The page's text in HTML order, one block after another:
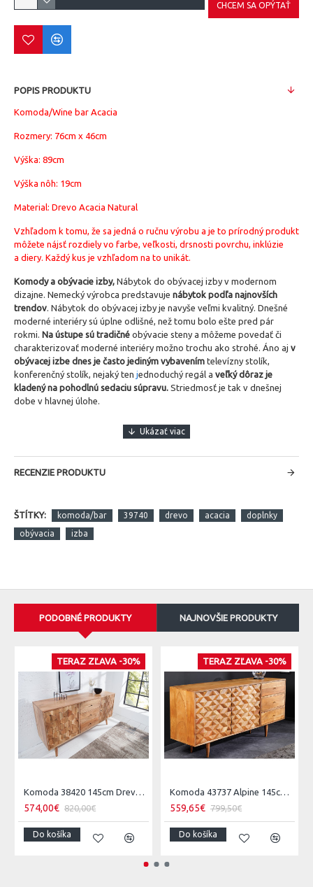
CHCEM SA OPÝTAŤ
POPIS PRODUKTU
Komoda/Wine bar Acacia
Rozmery: 76cm x 46cm
Výška: 89cm
Výška nôh: 19cm
Material: Drevo Acacia Natural
Vzhľadom k tomu, že sa jedná o ručnu výrobu a je to prírodný produkt
môžete nájsť rozdiely vo farbe, veľkosti, drsnosti povrchu, inklúzie
a diery. Každý kus je vzhľadom na to unikát.
Komody a obývacie izby, Nábytok do obývacej izby v modernom
dizajne. Nemecký výrobca predstavuje nábytok podľa najnovších
trendov. Nábytok do obývacej izby je navyše veľmi kvalitný. Dnešné
moderné interiéry sú úplne odlišné, než tomu bolo ešte pred pár
rokmi. Na ústupe sú tradičné obývacie steny a môžeme povedať či
charakterizovať moderné interiéry možno trochu ako strohé. Áno aj v
obývacej izbe dnes je často jediným vybavením televízny stolík,
konferenčný stolík, nejaký ten jednoduchý regál a veľký dôraz je
kladený na pohodlnú sedaciu súpravu. Striedmosť je tak v dnešnej
dobe v hlavnej úlohe.
RECENZIE PRODUKTU
ŠTÍTKY: komoda/bar 39740 drevo acacia doplnky
obývacia izba
PODOBNÉ PRODUKTY NAJNOVŠIE PRODUKTY
TERAZ ZĽAVA -30%
Komoda 38420 145cm Drevo Acacia Retro
574,00€ 820,00€
Do košíka
TERAZ ZĽAVA -30%
Komoda 43737 Alpine 145cm Drevo Acacia Honey
559,65€ 799,50€
Do košíka